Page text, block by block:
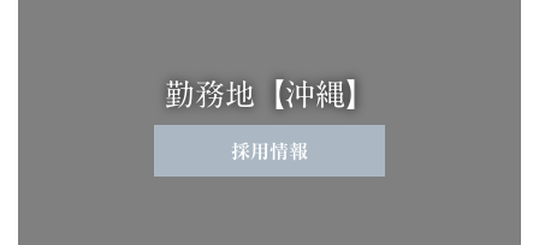
勤務地【沖縄】
採用情報